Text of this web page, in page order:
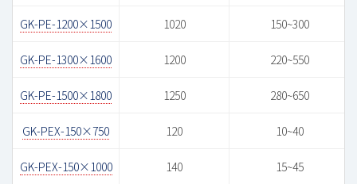
GK-PE-1200×1500 1020 150~300
GK-PE-1300×1600 1200 220~550
GK-PE-1500×1800 1250 280~650
GK-PEX-150×750 120 10~40
GK-PEX-150×1000 140 15~45